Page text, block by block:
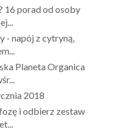
16 porad od osoby
- napój z cytryną,
Planeta Organica
2018
i odbierz zestaw